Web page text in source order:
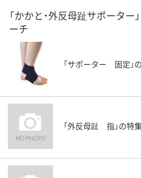
「かかと・外反母趾サポータ
ーチ
「サポーター 固定」
「外反母趾 指」の特